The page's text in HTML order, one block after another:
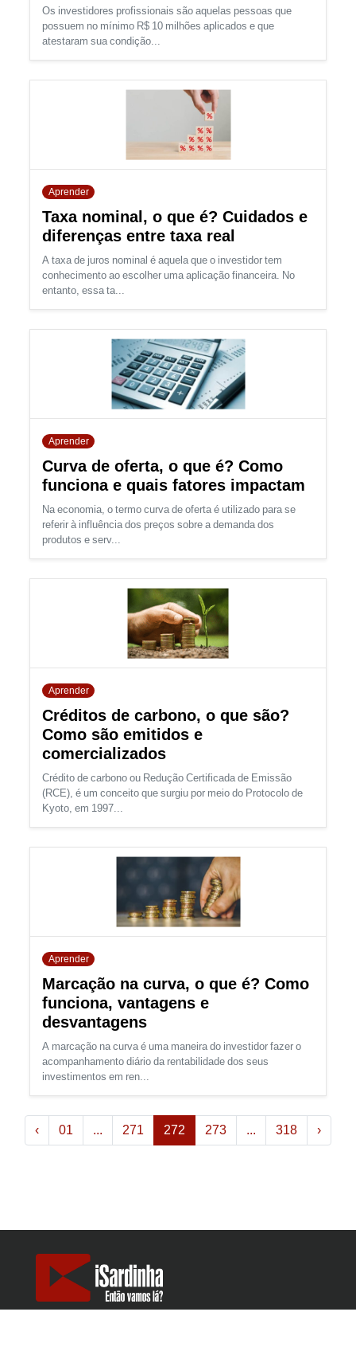
Os investidores profissionais são aquelas pessoas que
possuem no mínimo R$ 10 milhões aplicados e que
atestaram sua condição...
Aprender
Taxa nominal, o que é? Cuidados e
diferenças entre taxa real
A taxa de juros nominal é aquela que o investidor tem
conhecimento ao escolher uma aplicação financeira. No
entanto, essa ta...
Aprender
Curva de oferta, o que é? Como
funciona e quais fatores impactam
Na economia, o termo curva de oferta é utilizado para se
referir à influência dos preços sobre a demanda dos
produtos e serv...
Aprender
Créditos de carbono, o que são?
Como são emitidos e
comercializados
Crédito de carbono ou Redução Certificada de Emissão
(RCE), é um conceito que surgiu por meio do Protocolo de
Kyoto, em 1997...
Aprender
Marcação na curva, o que é? Como
funciona, vantagens e
desvantagens
A marcação na curva é uma maneira do investidor fazer o
acompanhamento diário da rentabilidade dos seus
investimentos em ren...
‹ 01 ... 271 272 (atual)
273 ... 318 ›